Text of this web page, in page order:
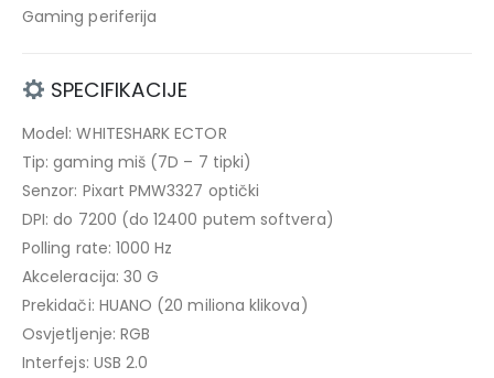
Gaming periferija
SPECIFIKACIJE
Model: WHITESHARK ECTOR
Tip: gaming miš (7D – 7 tipki)
Senzor: Pixart PMW3327 optički
DPI: do 7200 (do 12400 putem softvera)
Polling rate: 1000 Hz
Akceleracija: 30 G
Prekidači: HUANO (20 miliona klikova)
Osvjetljenje: RGB
Interfejs: USB 2.0